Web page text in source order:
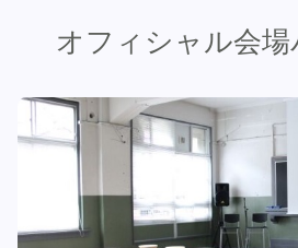
オフィシャル会